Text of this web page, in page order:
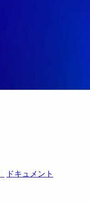
ドキュメント